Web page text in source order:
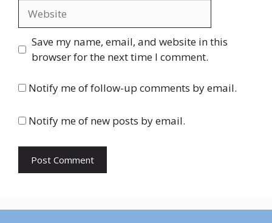
Save my name, email, and website in this
browser for the next time I comment.
Notify me of follow-up comments by email.
Notify me of new posts by email.